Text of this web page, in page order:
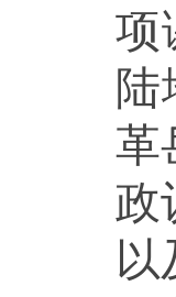
项
革
政